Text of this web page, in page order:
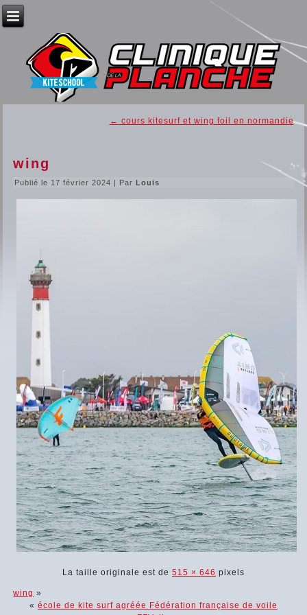
← cours kitesurf et wing foil en normandie
wing
Publié le 17 février 2024 Par Louis
La taille originale est de 515 × 646 pixels
wing »
« école de kite surf agréée Fédération française de voile